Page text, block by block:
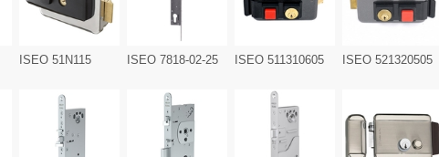
ISEO 51N115 ISEO 7818-02-25 ISEO 511310605 ISEO 521320505